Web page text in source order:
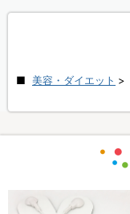
美容・ダイエット >